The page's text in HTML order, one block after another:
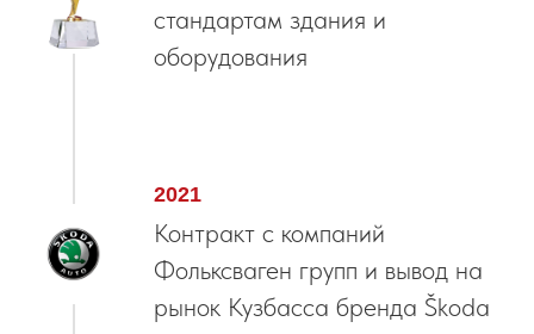
стандартам здания и
оборудования
2021
Контракт с компаний
Фольксваген групп и вывод на
рынок Кузбасса бренда Škoda